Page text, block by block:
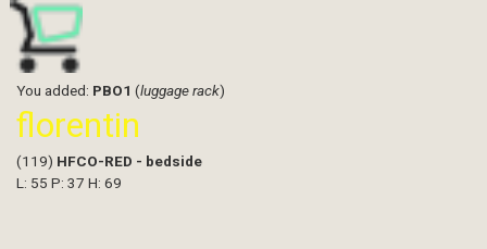
You added: PBO1 (luggage rack)
florentin
(119) HFCO-RED - bedside
L: 55 P: 37 H: 69